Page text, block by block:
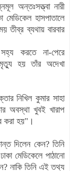
অন্তঃসত্ত্বা নারী
মেডিকেল হাসপাতালে
তীব্র ব্যথায় বারবার
করতে না-পেরে
হয় তাঁর অদেখা
নিখিল কুমার সাহা
অবস্থা খুবই খারাপ
করা হয়"।
দিলেন কেন? তিনি
মেডিকেলে পাঠানো
নাকি তিনি এই তথ্য